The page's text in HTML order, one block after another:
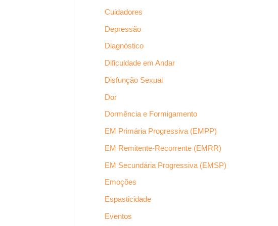
Cuidadores
Depressão
Diagnóstico
Dificuldade em Andar
Disfunção Sexual
Dor
Dormência e Formigamento
EM Primária Progressiva (EMPP)
EM Remitente-Recorrente (EMRR)
EM Secundária Progressiva (EMSP)
Emoções
Espasticidade
Eventos